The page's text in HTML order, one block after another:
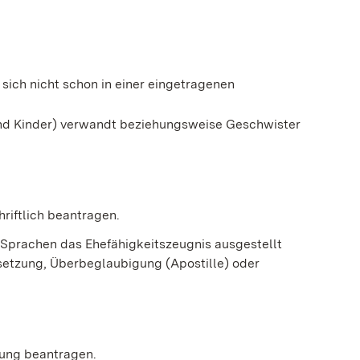
nicht schon in einer eingetragenen
Kinder) verwandt beziehungsweise Geschwister
beantragen.
das Ehefähigkeitszeugnis ausgestellt
Überbeglaubigung (Apostille) oder
beantragen.